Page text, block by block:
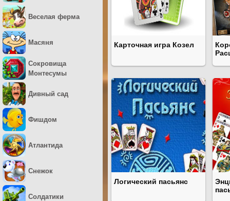
Карточная игра Козел
Логический пасьянс
Веселая ферма
Масяня
Сокровища
Монтесумы
Дивный сад
Фишдом
Атлантида
Снежок
Солдатики